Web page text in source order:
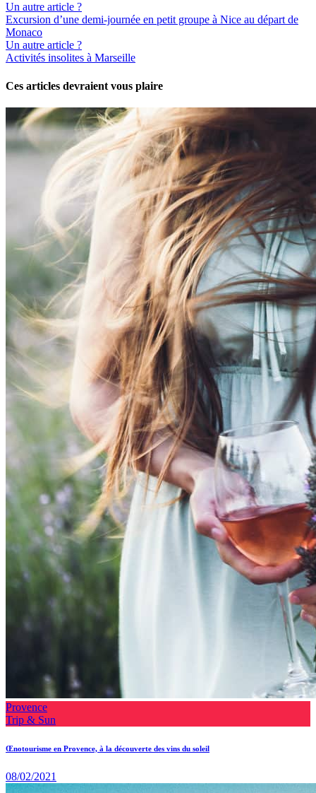
Un autre article ?
Excursion d’une demi-journée en petit groupe à Nice au départ de
Monaco
Un autre article ?
Activités insolites à Marseille
Ces articles devraient vous plaire
Provence
Trip & Sun
Œnotourisme en Provence, à la découverte des vins du soleil
08/02/2021